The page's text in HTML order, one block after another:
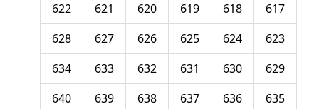
617
618
619
620
621
622
623
624
625
626
627
628
629
630
631
632
633
634
635
636
637
638
639
640